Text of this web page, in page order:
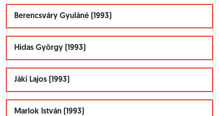
Berencsváry Gyuláné (1993)
Hidas György (1993)
Jáki Lajos (1993)
Marlok István (1993)